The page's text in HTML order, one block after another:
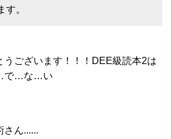
す。
うございます！！！DEE級読本2は
で…な…い
さん......